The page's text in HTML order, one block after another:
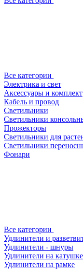
Все категории
Электрика и свет
Аксессуары и
Кабель и провод
Светильники
Светильники
Прожекторы
Светильники для
Светильники
Фонари
Все категории
Удлинители и
Удлинители - шнуры
Удлинители на катушке
Удлинители на рамке